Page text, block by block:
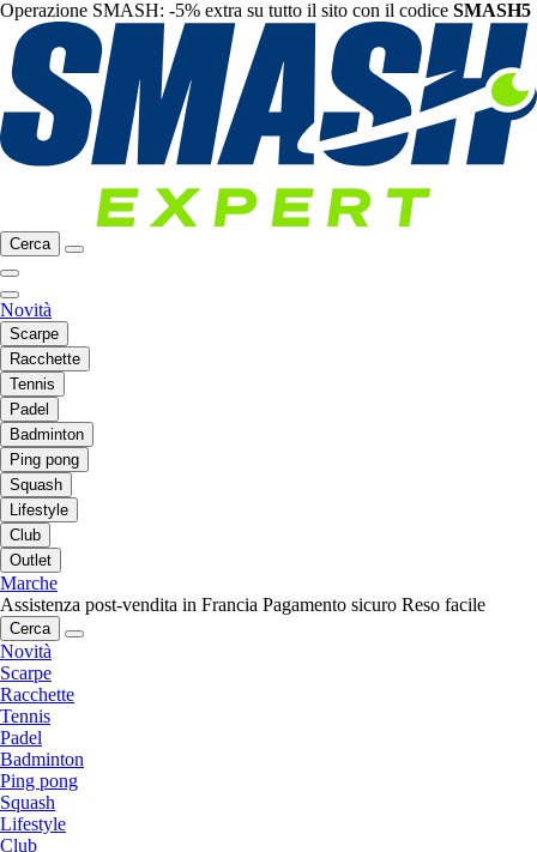
Operazione SMASH: -5% extra su tutto il sito con il codice SMASH5
Cerca
Novità
Scarpe
Racchette
Tennis
Padel
Badminton
Ping pong
Squash
Lifestyle
Club
Outlet
Marche
Assistenza post-vendita in Francia Pagamento sicuro Reso facile
Cerca
Novità
Scarpe
Racchette
Tennis
Padel
Badminton
Ping pong
Squash
Lifestyle
Club